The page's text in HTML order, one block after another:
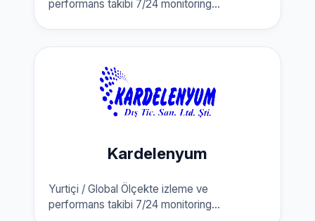
performans takibi 7/24 monitoring...
Kardelenyum
Yurtiçi / Global Ölçekte izleme ve
performans takibi 7/24 monitoring...